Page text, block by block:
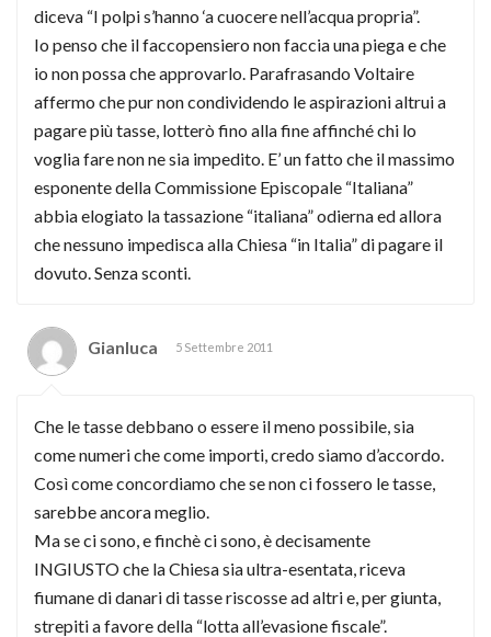
diceva “I polpi s’hanno ‘a cuocere nell’acqua propria”.
Io penso che il faccopensiero non faccia una piega e che
io non possa che approvarlo. Parafrasando Voltaire
affermo che pur non condividendo le aspirazioni altrui a
pagare più tasse, lotterò fino alla fine affinché chi lo
voglia fare non ne sia impedito. E’ un fatto che il massimo
esponente della Commissione Episcopale “Italiana”
abbia elogiato la tassazione “italiana” odierna ed allora
che nessuno impedisca alla Chiesa “in Italia” di pagare il
dovuto. Senza sconti.
Gianluca 5 Settembre 2011
Che le tasse debbano o essere il meno possibile, sia
come numeri che come importi, credo siamo d’accordo.
Così come concordiamo che se non ci fossero le tasse,
sarebbe ancora meglio.
Ma se ci sono, e finchè ci sono, è decisamente
INGIUSTO che la Chiesa sia ultra-esentata, riceva
fiumane di danari di tasse riscosse ad altri e, per giunta,
strepiti a favore della “lotta all’evasione fiscale”.